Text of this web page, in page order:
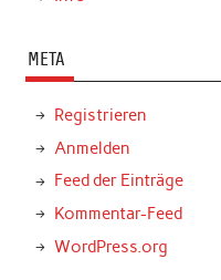
META
Registrieren
Anmelden
Feed der Einträge
Kommentar-Feed
WordPress.org